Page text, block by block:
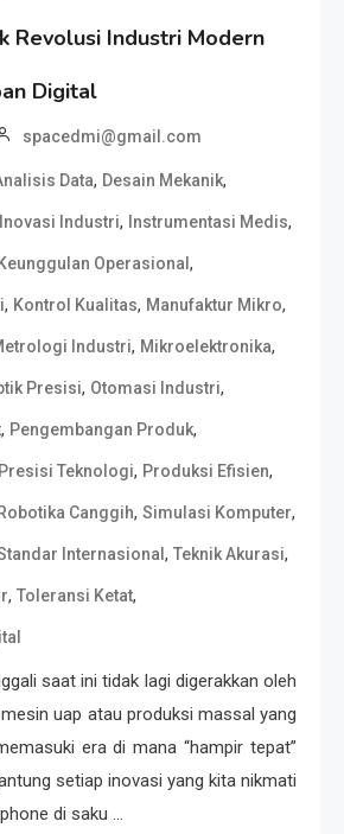
Revolusi Industri Modern
Digital
spacedmi@gmail.com
Data, Desain Mekanik,
Inovasi Industri, Instrumentasi Medis,
Keunggulan Operasional ,
, Kontrol Kualitas, Manufaktur Mikro,
Industri, Mikroelektronika,
Presisi, Otomasi Industri,
, Pengembangan Produk,
Presisi Teknologi, Produksi Efisien,
Robotika Canggih, Simulasi Komputer,
Internasional , Teknik Akurasi,
, Toleransi Ketat,
saat ini tidak lagi digerakkan oleh
uap atau produksi massal yang
era di mana “hampir tepat”
setiap inovasi yang kita nikmati
di saku …